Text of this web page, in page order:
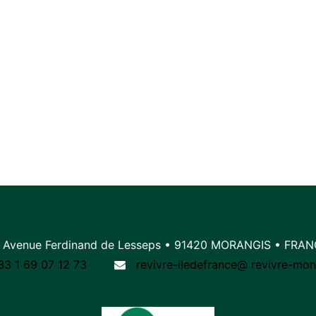
Avenue Ferdinand de Lesseps • 91420 MORANGIS •
1 69 07 12 73
revivre-iledefrance@ revivre-